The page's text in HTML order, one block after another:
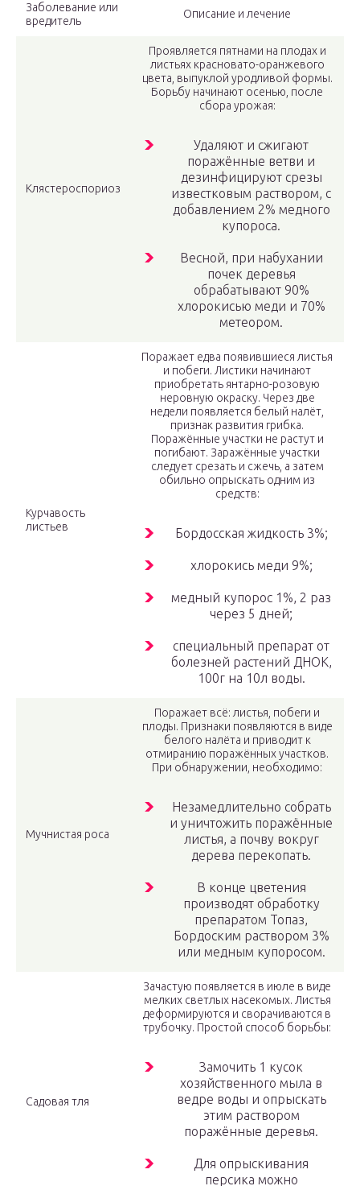
Заболевание или
вредитель
Описание и лечение
Клястероспориоз
Проявляется пятнами на плодах и
листьях красновато-оранжевого
цвета, выпуклой уродливой формы.
Борьбу начинают осенью, после
сбора урожая:
Удаляют и сжигают
поражённые ветви и
дезинфицируют срезы
известковым раствором, с
добавлением 2% медного
купороса.
Весной, при набухании
почек деревья
обрабатывают 90%
хлорокисью меди и 70%
метеором.
Курчавость
листьев
Поражает едва появившиеся листья
и побеги. Листики начинают
приобретать янтарно-розовую
неровную окраску. Через две
недели появляется белый налёт,
признак развития грибка.
Поражённые участки не растут и
погибают. Заражённые участки
следует срезать и сжечь, а затем
обильно опрыскать одним из
средств:
Бордосская жидкость 3%;
хлорокись меди 9%;
медный купорос 1%, 2 раз
через 5 дней;
специальный препарат от
болезней растений ДНОК,
100г на 10л воды.
Мучнистая роса
Поражает всё: листья, побеги и
плоды. Признаки появляются в виде
белого налёта и приводит к
отмиранию поражённых участков.
При обнаружении, необходимо:
Незамедлительно собрать
и уничтожить поражённые
листья, а почву вокруг
дерева перекопать.
В конце цветения
производят обработку
препаратом Топаз,
Бордоским раствором 3%
или медным купоросом.
Садовая тля
Зачастую появляется в июле в виде
мелких светлых насекомых. Листья
деформируются и сворачиваются в
трубочку. Простой способ борьбы:
Замочить 1 кусок
хозяйственного мыла в
ведре воды и опрыскать
этим раствором
поражённые деревья.
Для опрыскивания
персика можно